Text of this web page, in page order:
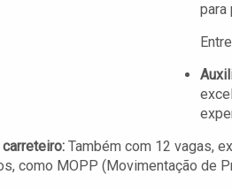
para
Também com 12 vagas,
como MOPP (Movimentação de